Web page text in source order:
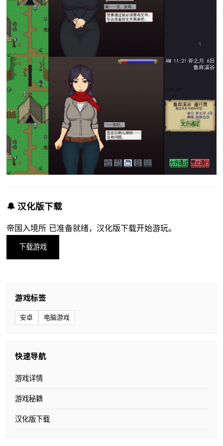
🔔 汉化版下载
帝国入境所 已准备就绪，汉化版下载开始游玩。
下载游戏
游戏标签
安卓 电脑游戏
快速导航
游戏详情
游戏秘籍
汉化版下载